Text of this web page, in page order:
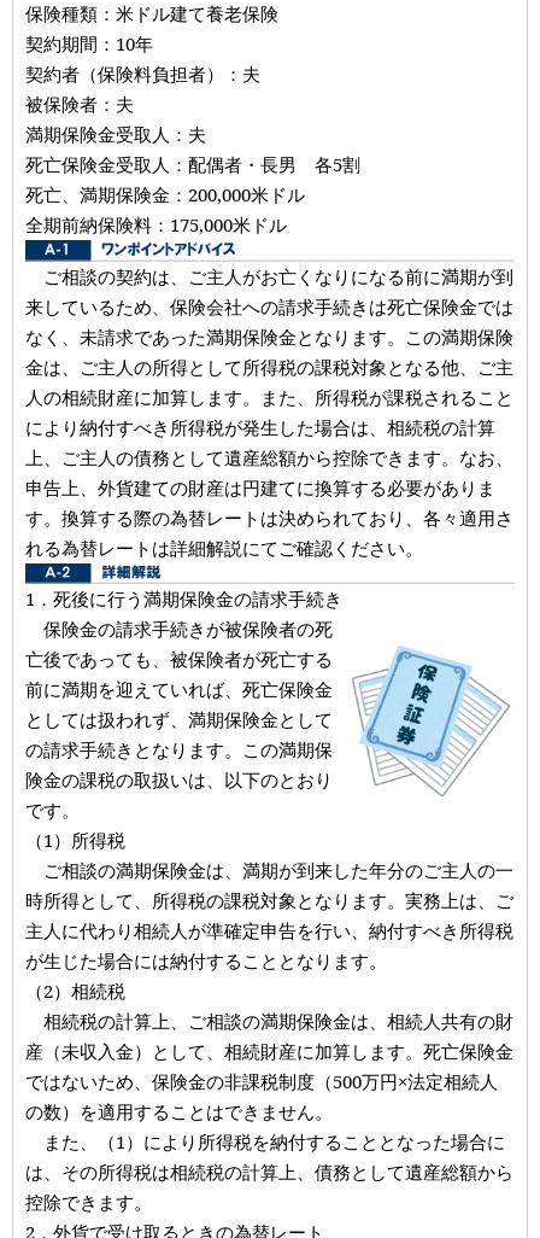
保険種類：米ドル建て養老保険
契約期間：10年
契約者（保険料負担者）：夫
被保険者：夫
満期保険金受取人：夫
死亡保険金受取人：配偶者・長男 各5割
死亡、満期保険金：200,000米ドル
全期前納保険料：175,000米ドル
ご相談の契約は、ご主人がお亡くなりになる前に満期が到
来しているため、保険会社への請求手続きは死亡保険金では
なく、未請求であった満期保険金となります。この満期保険
金は、ご主人の所得として所得税の課税対象となる他、ご主
人の相続財産に加算します。また、所得税が課税されること
により納付すべき所得税が発生した場合は、相続税の計算
上、ご主人の債務として遺産総額から控除できます。なお、
申告上、外貨建ての財産は円建てに換算する必要がありま
す。換算する際の為替レートは決められており、各々適用さ
れる為替レートは詳細解説にてご確認ください。
1．死後に行う満期保険金の請求手続き
保険金の請求手続きが被保険者の死
亡後であっても、被保険者が死亡する
前に満期を迎えていれば、死亡保険金
としては扱われず、満期保険金として
の請求手続きとなります。この満期保
険金の課税の取扱いは、以下のとおり
です。
（1）所得税
ご相談の満期保険金は、満期が到来した年分のご主人の一
時所得として、所得税の課税対象となります。実務上は、ご
主人に代わり相続人が準確定申告を行い、納付すべき所得税
が生じた場合には納付することとなります。
（2）相続税
相続税の計算上、ご相談の満期保険金は、相続人共有の財
産（未収入金）として、相続財産に加算します。死亡保険金
ではないため、保険金の非課税制度（500万円×法定相続人
の数）を適用することはできません。
また、（1）により所得税を納付することとなった場合に
は、その所得税は相続税の計算上、債務として遺産総額から
控除できます。
2．外貨で受け取るときの為替レート